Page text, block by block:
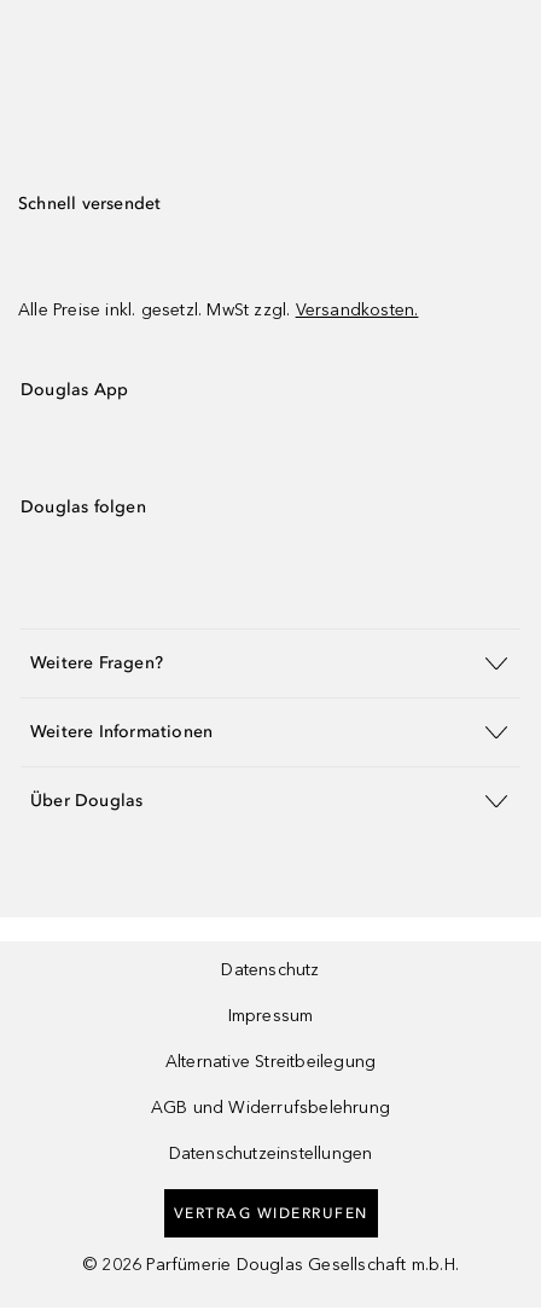
Schnell versendet
Alle Preise inkl. gesetzl. MwSt zzgl. Versandkosten.
Douglas App
Douglas folgen
Weitere Fragen?
Weitere Informationen
Über Douglas
Datenschutz
Impressum
Alternative Streitbeilegung
AGB und Widerrufsbelehrung
Datenschutzeinstellungen
VERTRAG WIDERRUFEN
© 2026 Parfümerie Douglas Gesellschaft m.b.H.